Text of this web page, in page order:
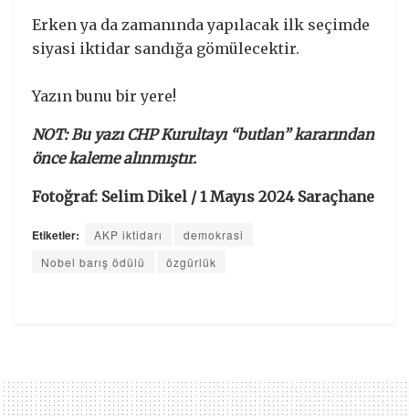
Erken ya da zamanında yapılacak ilk seçimde
siyasi iktidar sandığa gömülecektir.
Yazın bunu bir yere!
NOT: Bu yazı CHP Kurultayı “butlan” kararından
önce kaleme alınmıştır.
Fotoğraf: Selim Dikel / 1 Mayıs 2024 Saraçhane
Etiketler: AKP iktidarı
demokrasi
Nobel barış ödülü
özgürlük